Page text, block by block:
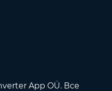
App OÜ. Все